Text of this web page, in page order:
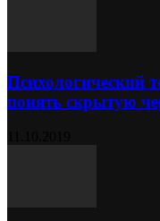
Психологический
понять скрытую